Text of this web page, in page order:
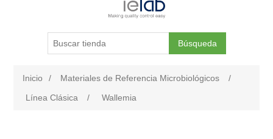
Búsqueda
Inicio / Materiales de Referencia Microbiológicos
/
Línea Clásica
/ Wallemia